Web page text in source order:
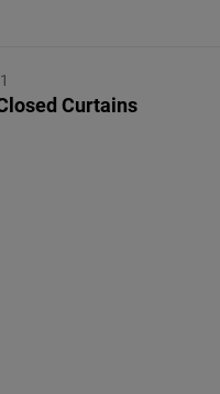
Curtains